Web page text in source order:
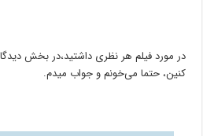
در مورد فیلم هر نظری داشتید،در بخش
کنین، حتما می‌خونم و جواب میدم.